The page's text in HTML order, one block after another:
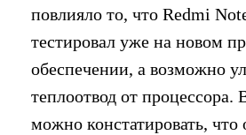
повлияло то, что Redmi
тестировал уже на новом
обеспечении, а возможно
теплоотвод от
можно констатировать, что